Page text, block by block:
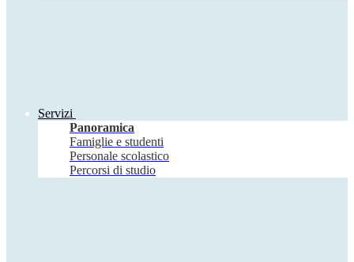
Servizi
Panoramica
Famiglie e studenti
Personale scolastico
Percorsi di studio